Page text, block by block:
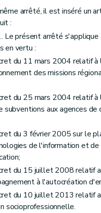
arrêté, il est inséré un
:
Le présent arrêté s'applique
en vertu :
du 11 mars 2004 relatif
des missions
du 25 mars 2004 relatif
subventions aux agences
du 3 février 2005 sur le
de l'information et de
du 15 juillet 2008 relatif
à l'autocréation
du 10 juillet 2013 relatif
socioprofessionnelle.